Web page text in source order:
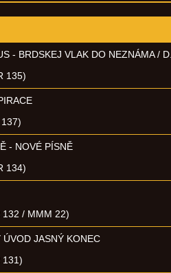
- BRDSKEJ VLAK DO NEZNÁMA /
135)
- NOVÉ PÍSNĚ
134)
132 / MMM 22)
JASNÝ KONEC
131)